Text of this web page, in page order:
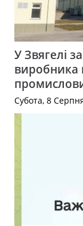
У Звягелі
виробника
Субота, 8